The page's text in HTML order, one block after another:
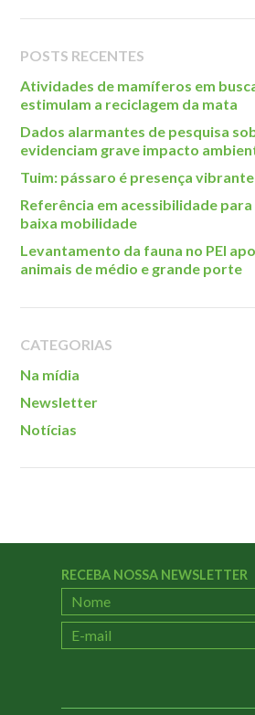
Notícias
Na mídia
Contato
Contato
Como chegar
Perguntas frequentes
Localização
POSTS RECENTES
Atividades de mamíferos em
estimulam a reciclagem da mata
Dados alarmantes de pesquisa
evidenciam grave impacto
Tuim: pássaro é presença
Referência em acessibilidade
baixa mobilidade
Levantamento da fauna no PEI
animais de médio e grande porte
CATEGORIAS
Na mídia
Newsletter
Notícias
RECEBA NOSSA NEWSLETTER